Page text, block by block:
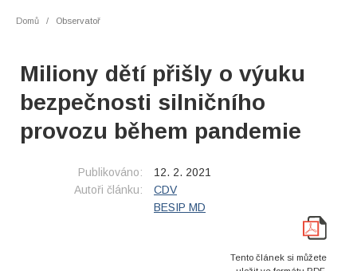
Domů Observatoř
Miliony dětí přišly o výuku
bezpečnosti silničního
provozu během pandemie
Publikováno:
12. 2. 2021
Autoři článku:
CDV
BESIP MD
Tento článek si můžete